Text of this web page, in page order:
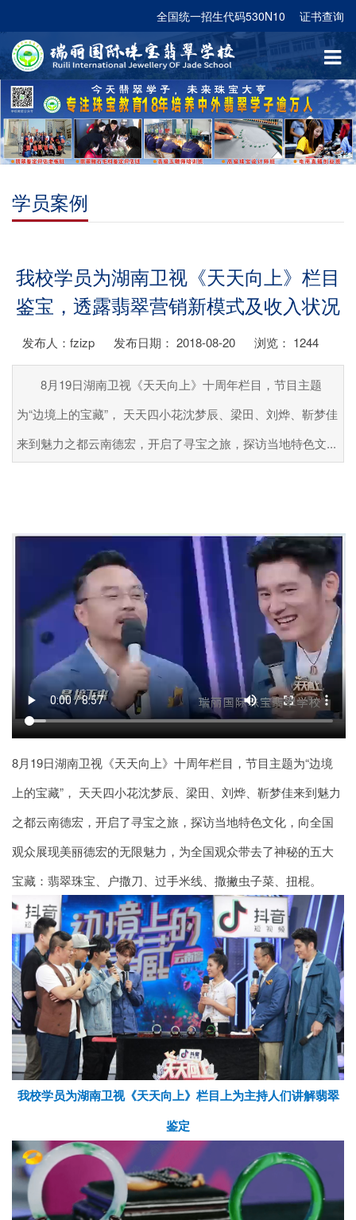
全国统一招生代码530N10 证书查询
学员案例
我校学员为湖南卫视《天天向上》栏目
鉴宝，透露翡翠营销新模式及收入状况
发布人：fzizp 发布日期： 2018-08-20 浏览： 1244
8月19日湖南卫视《天天向上》十周年栏目，节目主题
为“边境上的宝藏”， 天天四小花沈梦辰、梁田、刘烨、靳梦佳
来到魅力之都云南德宏，开启了寻宝之旅，探访当地特色文...
8月19日湖南卫视《天天向上》十周年栏目，节目主题为“边境
上的宝藏”， 天天四小花沈梦辰、梁田、刘烨、靳梦佳来到魅力
之都云南德宏，开启了寻宝之旅，探访当地特色文化，向全国
观众展现美丽德宏的无限魅力，为全国观众带去了神秘的五大
宝藏：翡翠珠宝、户撒刀、过手米线、撒撇虫子菜、扭棍。
我校学员为湖南卫视《天天向上》栏目上为主持人们讲解翡翠
鉴定